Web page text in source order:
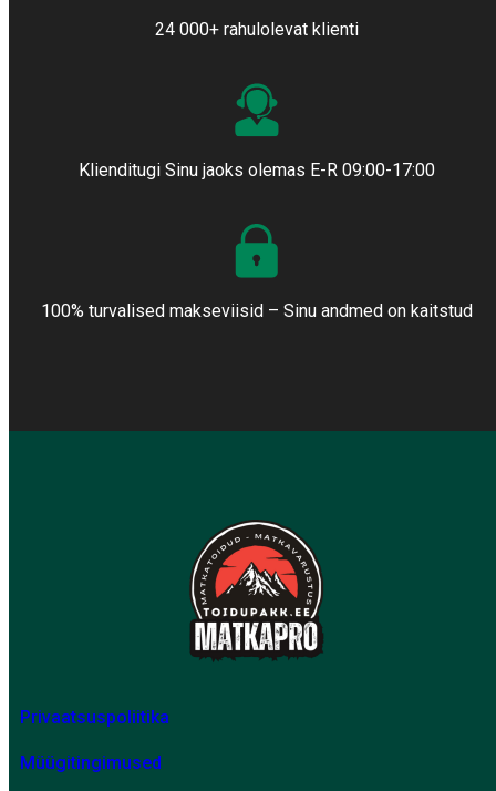
24 000+ rahulolevat klienti
Klienditugi Sinu jaoks olemas E-R 09:00-17:00
100% turvalised makseviisid – Sinu andmed on kaitstud
Privaatsuspoliitika
Müügitingimused